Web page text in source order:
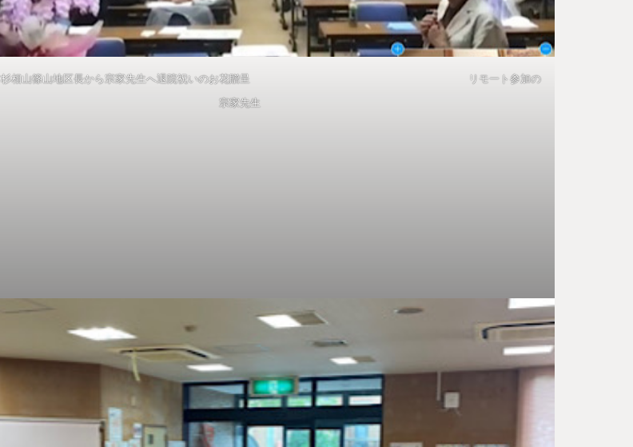
篠山地区長から宗家先生へ退院祝いのお花贈呈 リモート参加の
宗家先生